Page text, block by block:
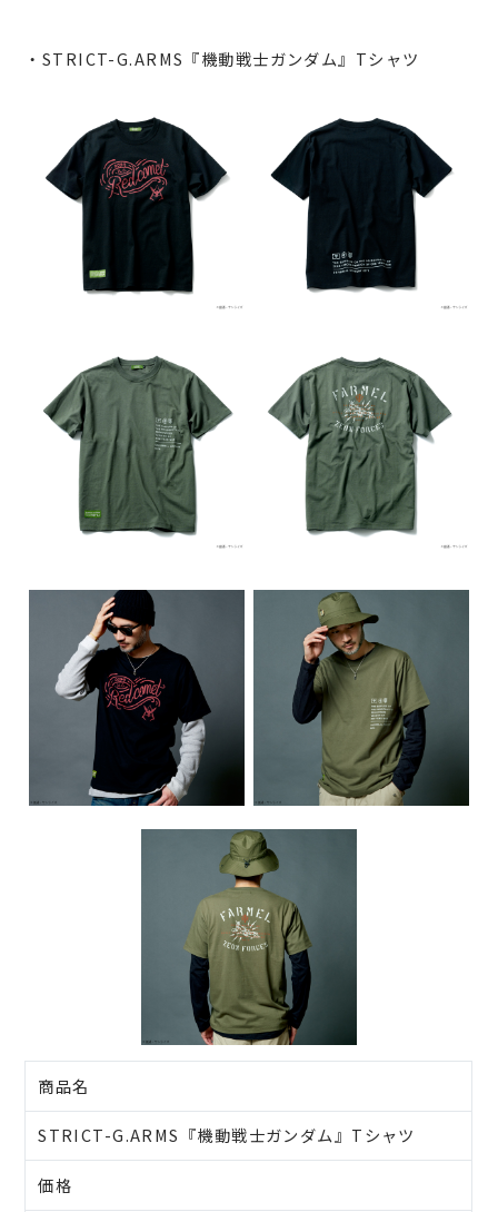
・STRICT-G.ARMS『機動戦士ガンダム』Tシャツ
商品名
STRICT-G.ARMS『機動戦士ガンダム』Tシャツ
価格